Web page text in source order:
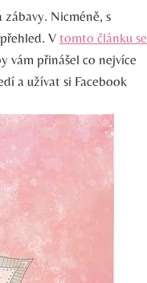
Nicméně, s
V tomto článku se
vám přinášel co nejvíce
a užívat si Facebook